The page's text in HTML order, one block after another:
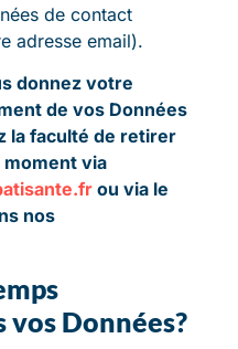
de contact
adresse email).
donnez votre
de vos Données
la faculté de retirer
via
ou via le
nos
vos Données?